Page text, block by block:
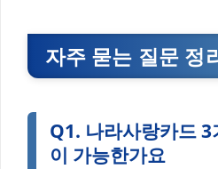
자주 묻는 질문 정
Q1. 나라사랑카드
이 가능한가요